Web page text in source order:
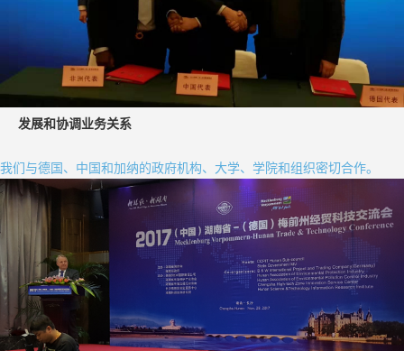
发展和协调业务关系
我们与德国、中国和加纳的政府机构、大学、学院和组织密切合作。